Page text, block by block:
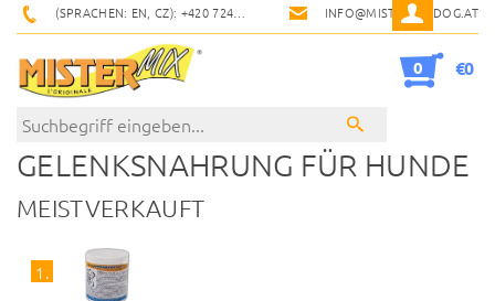
(SPRACHEN: EN, CZ): +420 724 900 600 INFO@MISTERMIXDOG.AT
0 €0
GELENKSNAHRUNG FÜR HUNDE
MEISTVERKAUFT
1.